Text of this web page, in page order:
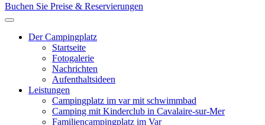
Buchen Sie Preise & Reservierungen
Der Campingplatz
Startseite
Fotogalerie
Nachrichten
Aufenthaltsideen
Leistungen
Campingplatz im var mit schwimmbad
Camping mit Kinderclub in Cavalaire-sur-Mer
Familiencampingplatz im Var